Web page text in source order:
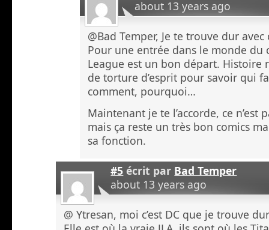
about 13 years ago
@Bad Temper, Je te trouve dur avec
Pour une entrée dans le monde du
League est un bon départ. Histoire
de torture d’esprit pour savoir qui
comment, pourquoi…
Maintenant je te l’accorde, ce n’est
mais ça reste un très bon comics
sa fonction.
#5 écrit par Bad Temper
about 13 years ago
@ Ytresan, moi c’est DC que je trouve